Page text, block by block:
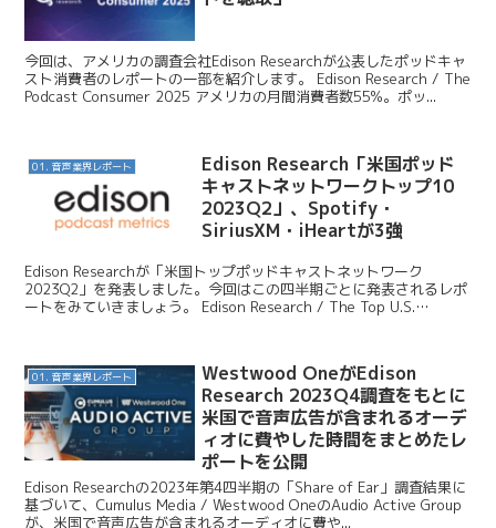
今回は、アメリカの調査会社Edison Researchが公表したポッドキャ
スト消費者のレポートの一部を紹介します。 Edison Research / The
Podcast Consumer 2025 アメリカの月間消費者数55%。ポッ...
01. 音声業界レポート
Edison Research「米国ポッド
キャストネットワークトップ10
2023Q2」、Spotify・
SiriusXM・iHeartが3強
Edison Researchが「米国トップポッドキャストネットワーク
2023Q2」を発表しました。今回はこの四半期ごとに発表されるレポ
ートをみていきましょう。 Edison Research / The Top U.S.
01. 音声業界レポート
Westwood OneがEdison
Research 2023Q4調査をもとに
米国で音声広告が含まれるオーデ
ィオに費やした時間をまとめたレ
ポートを公開
Edison Researchの2023年第4四半期の「Share of Ear」調査結果に
基づいて、Cumulus Media / Westwood OneのAudio Active Group
が、米国で音声広告が含まれるオーディオに費や...